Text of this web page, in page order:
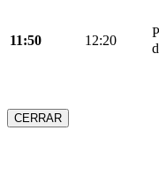
11:50 12:20
CERRAR